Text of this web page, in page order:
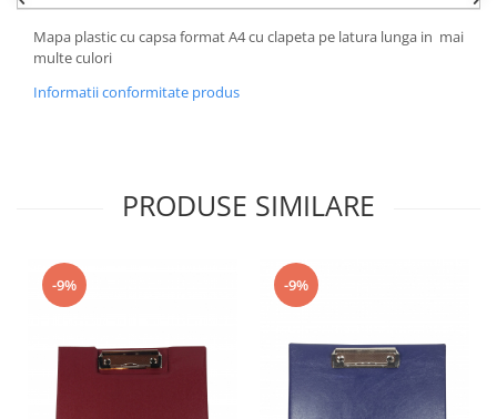
Mapa plastic cu capsa format A4 cu clapeta pe latura lunga in mai
multe culori
Informatii conformitate produs
PRODUSE SIMILARE
-9% -9%